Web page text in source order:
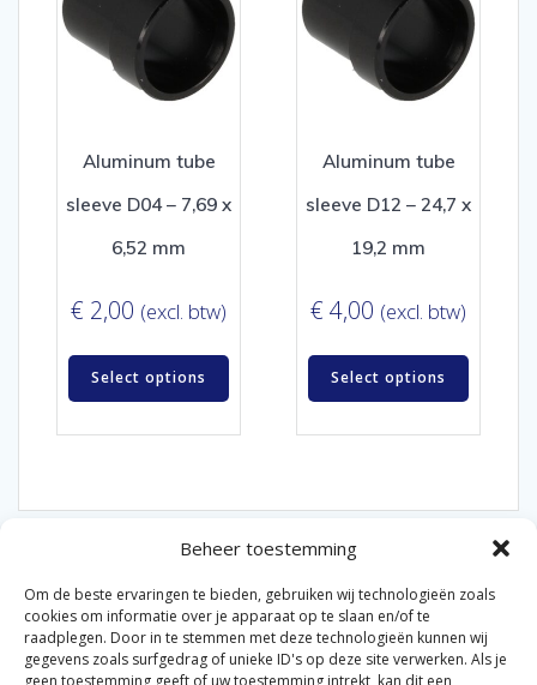
Beheer toestemming
Om de beste ervaringen te bieden, gebruiken wij technologieën zoals
cookies om informatie over je apparaat op te slaan en/of te
raadplegen. Door in te stemmen met deze technologieën kunnen wij
gegevens zoals surfgedrag of unieke ID's op deze site verwerken. Als je
geen toestemming geeft of uw toestemming intrekt, kan dit een
Aluminum tube
sleeve D04 – 7,69 x
6,52 mm
€ 2,00 (excl. btw)
Select options
Aluminum tube
sleeve D12 – 24,7 x
19,2 mm
€ 4,00 (excl. btw)
Select options
© 2026 Van der Bel Las en Radiateurenbedrijf.